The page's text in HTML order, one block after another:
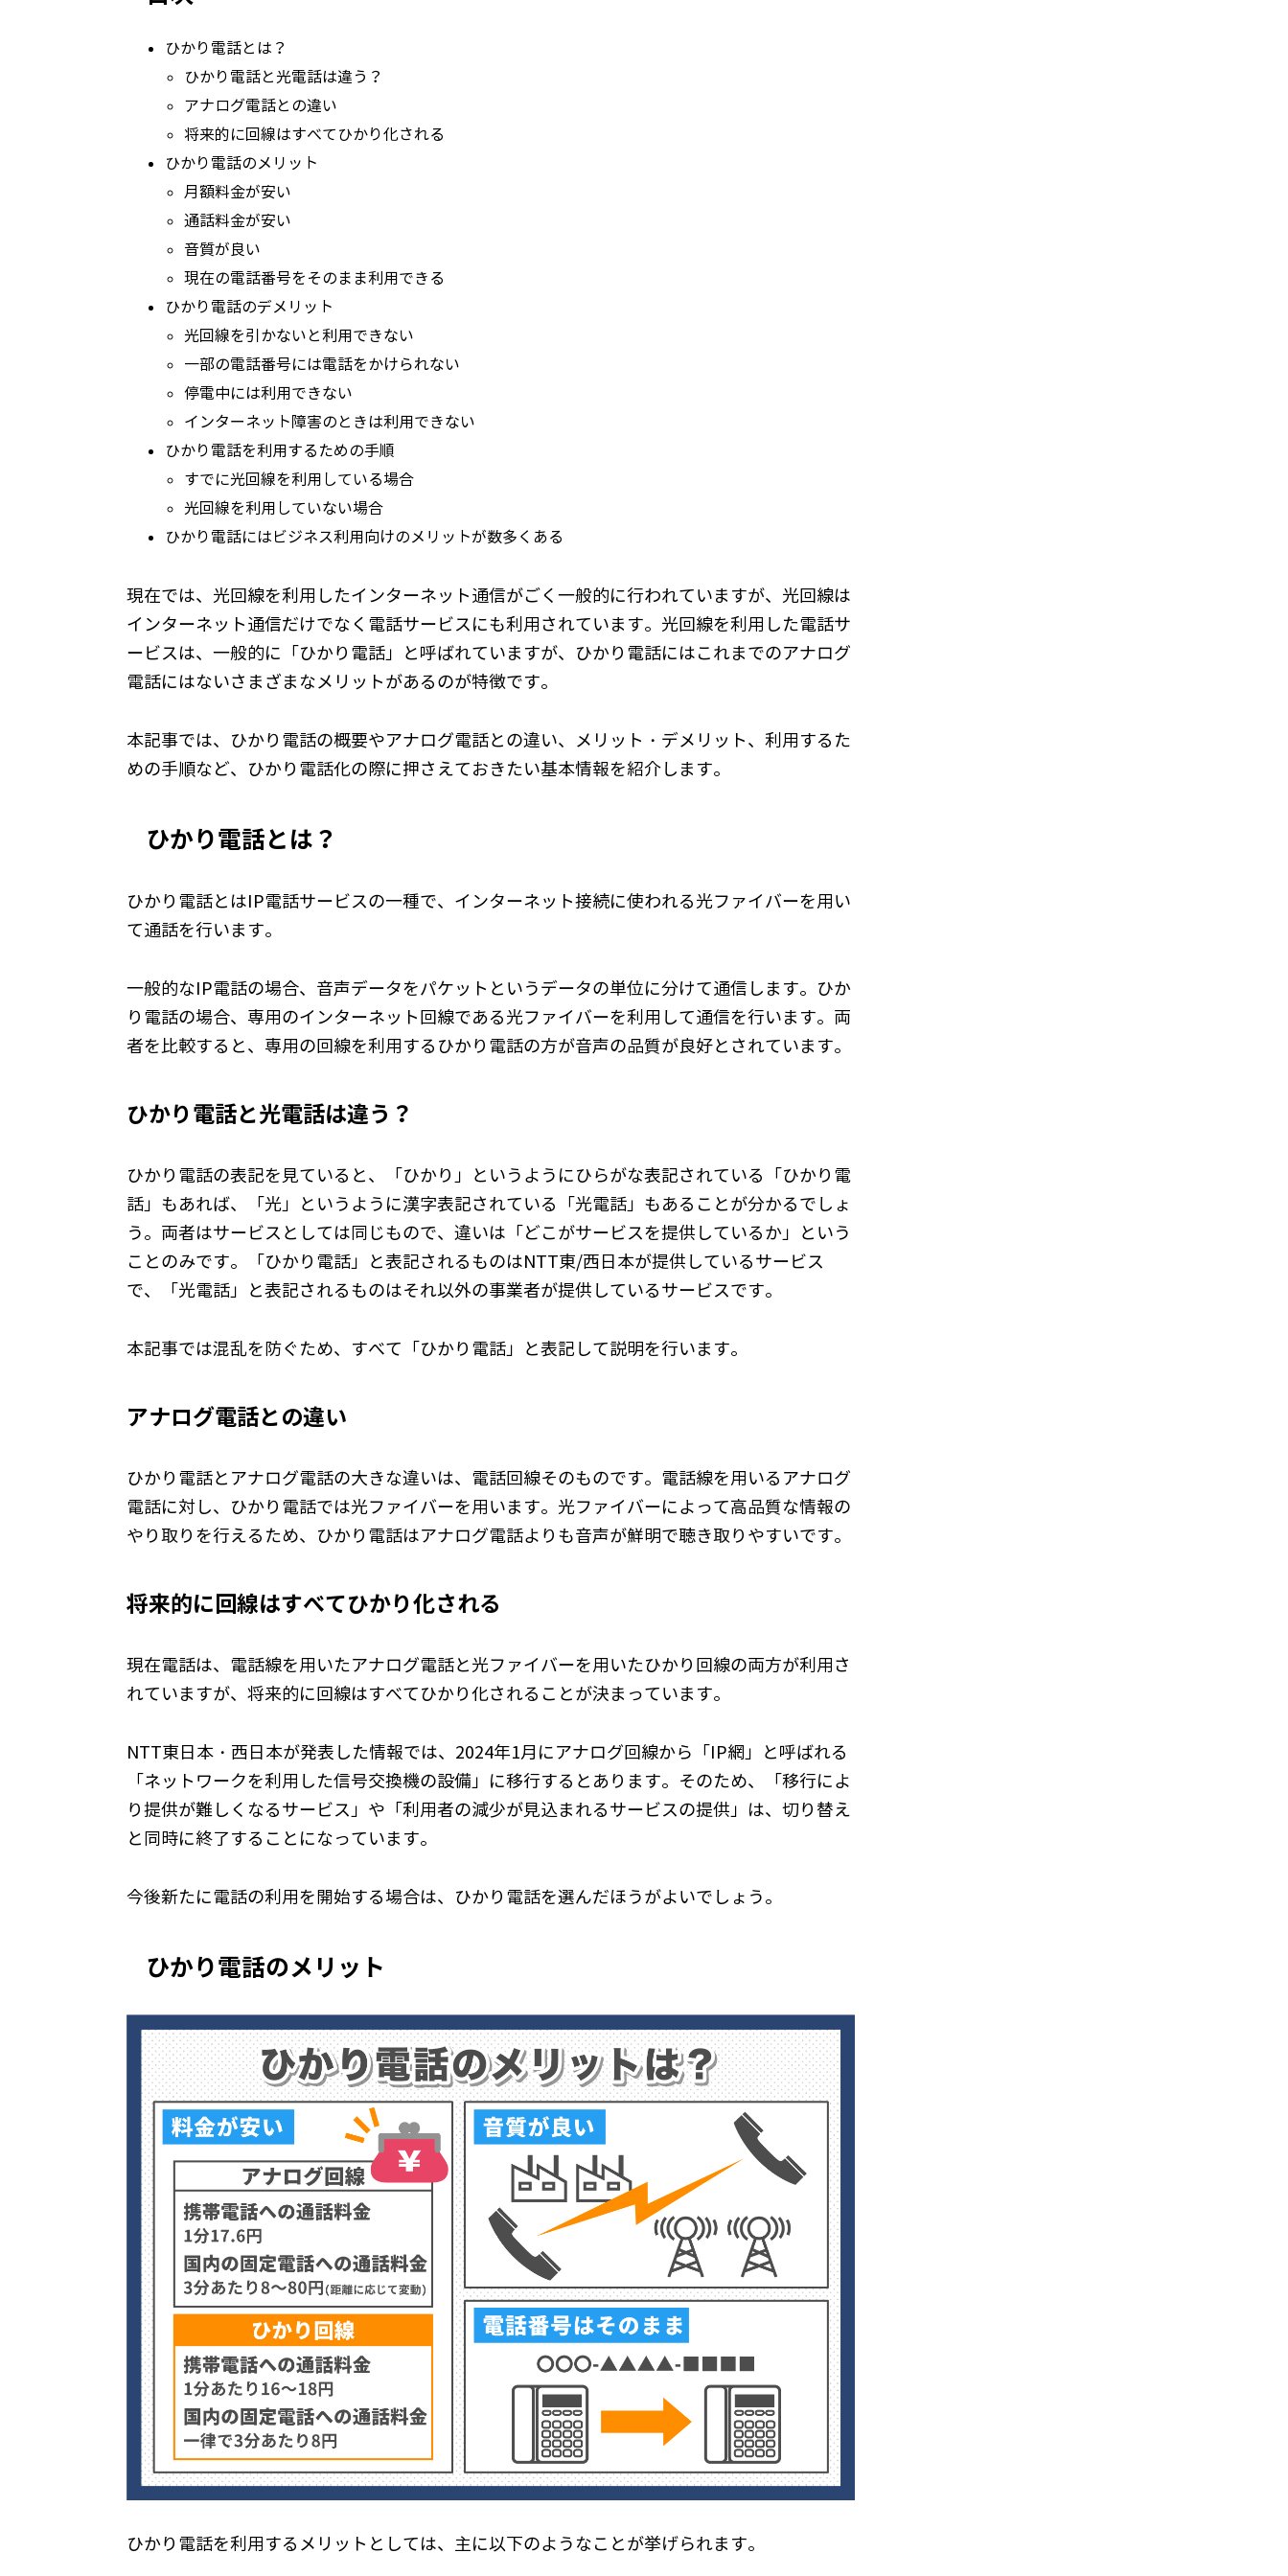
ひかり電話とは？
ひかり電話と光電話は違う？
アナログ電話との違い
将来的に回線はすべてひかり化される
ひかり電話のメリット
月額料金が安い
通話料金が安い
音質が良い
現在の電話番号をそのまま利用できる
ひかり電話のデメリット
光回線を引かないと利用できない
一部の電話番号には電話をかけられない
停電中には利用できない
インターネット障害のときは利用できない
ひかり電話を利用するための手順
すでに光回線を利用している場合
光回線を利用していない場合
ひかり電話にはビジネス利用向けのメリットが数多くある
現在では、光回線を利用したインターネット通信がごく一般的に行われていますが、光回線は
インターネット通信だけでなく電話サービスにも利用されています。光回線を利用した電話サ
ービスは、一般的に「ひかり電話」と呼ばれていますが、ひかり電話にはこれまでのアナログ
電話にはないさまざまなメリットがあるのが特徴です。
本記事では、ひかり電話の概要やアナログ電話との違い、メリット・デメリット、利用するた
めの手順など、ひかり電話化の際に押さえておきたい基本情報を紹介します。
ひかり電話とは？
ひかり電話とはIP電話サービスの一種で、インターネット接続に使われる光ファイバーを用い
て通話を行います。
一般的なIP電話の場合、音声データをパケットというデータの単位に分けて通信します。ひか
り電話の場合、専用のインターネット回線である光ファイバーを利用して通信を行います。両
者を比較すると、専用の回線を利用するひかり電話の方が音声の品質が良好とされています。
ひかり電話と光電話は違う？
ひかり電話の表記を見ていると、「ひかり」というようにひらがな表記されている「ひかり電
話」もあれば、「光」というように漢字表記されている「光電話」もあることが分かるでしょ
う。両者はサービスとしては同じもので、違いは「どこがサービスを提供しているか」という
ことのみです。「ひかり電話」と表記されるものはNTT東/西日本が提供しているサービス
で、「光電話」と表記されるものはそれ以外の事業者が提供しているサービスです。
本記事では混乱を防ぐため、すべて「ひかり電話」と表記して説明を行います。
アナログ電話との違い
ひかり電話とアナログ電話の大きな違いは、電話回線そのものです。電話線を用いるアナログ
電話に対し、ひかり電話では光ファイバーを用います。光ファイバーによって高品質な情報の
やり取りを行えるため、ひかり電話はアナログ電話よりも音声が鮮明で聴き取りやすいです。
将来的に回線はすべてひかり化される
現在電話は、電話線を用いたアナログ電話と光ファイバーを用いたひかり回線の両方が利用さ
れていますが、将来的に回線はすべてひかり化されることが決まっています。
NTT東日本・西日本が発表した情報では、2024年1月にアナログ回線から「IP網」と呼ばれる
「ネットワークを利用した信号交換機の設備」に移行するとあります。そのため、「移行によ
り提供が難しくなるサービス」や「利用者の減少が見込まれるサービスの提供」は、切り替え
と同時に終了することになっています。
今後新たに電話の利用を開始する場合は、ひかり電話を選んだほうがよいでしょう。
ひかり電話のメリット
ひかり電話を利用するメリットとしては、主に以下のようなことが挙げられます。